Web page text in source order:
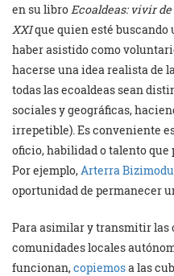
en su libroEcoaldeas: vivir
XXIque quien esté buscando
haber asistido como
hacerse una idea realista de
todas las ecoaldeas sean
sociales y geográficas,
irrepetible). Es conveniente
oficio, habilidad o talento
Por ejemplo,Arterra Bizimodu
oportunidad de permanecer
Para asimilar y transmitir las
comunidades locales
funcionan,copiemosa las